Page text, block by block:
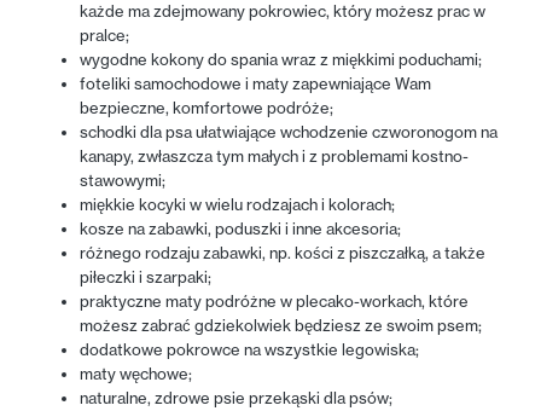
każde ma zdejmowany pokrowiec, który możesz prac w
pralce;
wygodne kokony do spania wraz z miękkimi poduchami;
foteliki samochodowe i maty zapewniające Wam
bezpieczne, komfortowe podróże;
schodki dla psa ułatwiające wchodzenie czworonogom na
kanapy, zwłaszcza tym małych i z problemami kostno-
stawowymi;
miękkie kocyki w wielu rodzajach i kolorach;
kosze na zabawki, poduszki i inne akcesoria;
różnego rodzaju zabawki, np. kości z piszczałką, a także
piłeczki i szarpaki;
praktyczne maty podróżne w plecako-workach, które
możesz zabrać gdziekolwiek będziesz ze swoim psem;
dodatkowe pokrowce na wszystkie legowiska;
maty węchowe;
naturalne, zdrowe psie przekąski dla psów;